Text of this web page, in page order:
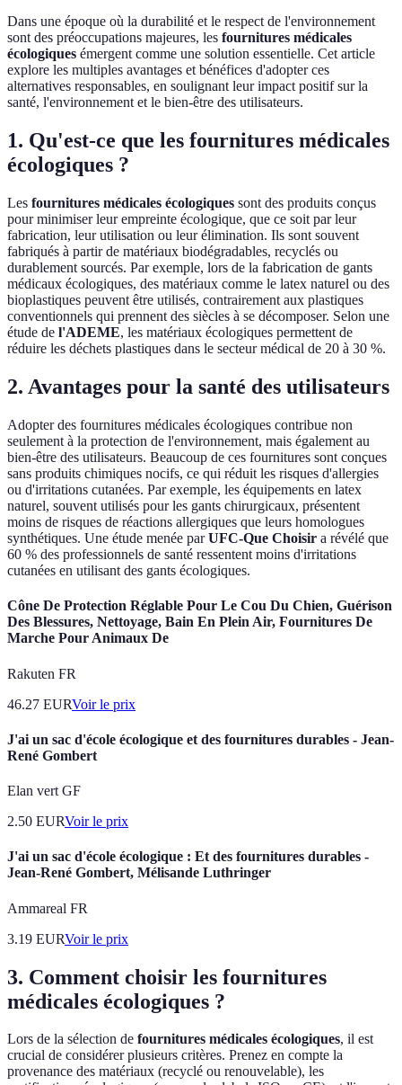
Dans une époque où la durabilité et le respect de l'environnement
sont des préoccupations majeures, les fournitures médicales
écologiques émergent comme une solution essentielle. Cet article
explore les multiples avantages et bénéfices d'adopter ces
alternatives responsables, en soulignant leur impact positif sur la
santé, l'environnement et le bien-être des utilisateurs.
1. Qu'est-ce que les fournitures médicales
écologiques ?
Les fournitures médicales écologiques sont des produits conçus
pour minimiser leur empreinte écologique, que ce soit par leur
fabrication, leur utilisation ou leur élimination. Ils sont souvent
fabriqués à partir de matériaux biodégradables, recyclés ou
durablement sourcés. Par exemple, lors de la fabrication de gants
médicaux écologiques, des matériaux comme le latex naturel ou des
bioplastiques peuvent être utilisés, contrairement aux plastiques
conventionnels qui prennent des siècles à se décomposer. Selon une
étude de l'ADEME, les matériaux écologiques permettent de
réduire les déchets plastiques dans le secteur médical de 20 à 30 %.
2. Avantages pour la santé des utilisateurs
Adopter des fournitures médicales écologiques contribue non
seulement à la protection de l'environnement, mais également au
bien-être des utilisateurs. Beaucoup de ces fournitures sont conçues
sans produits chimiques nocifs, ce qui réduit les risques d'allergies
ou d'irritations cutanées. Par exemple, les équipements en latex
naturel, souvent utilisés pour les gants chirurgicaux, présentent
moins de risques de réactions allergiques que leurs homologues
synthétiques. Une étude menée parUFC-Que Choisir a révélé que
60 % des professionnels de santé ressentent moins d'irritations
cutanées en utilisant des gants écologiques.
Cône De Protection Réglable Pour Le Cou Du Chien, Guérison
Des Blessures, Nettoyage, Bain En Plein Air, Fournitures De
Marche Pour Animaux De
Rakuten FR
46.27 EURVoir le prix
J'ai un sac d'école écologique et des fournitures durables - Jean-
René Gombert
Elan vert GF
2.50 EURVoir le prix
J'ai un sac d'école écologique : Et des fournitures durables -
Jean-René Gombert, Mélisande Luthringer
Ammareal FR
3.19 EURVoir le prix
3. Comment choisir les fournitures
médicales écologiques ?
Lors de la sélection de fournitures médicales écologiques, il est
crucial de considérer plusieurs critères. Prenez en compte la
provenance des matériaux (recyclé ou renouvelable), les